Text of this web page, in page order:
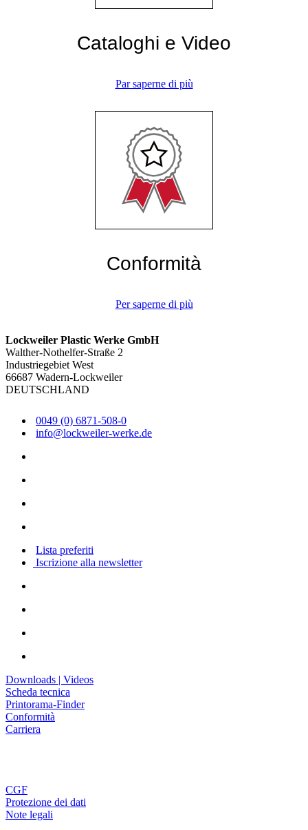
Cataloghi e Video
Par saperne di più
Conformità
Per saperne di più
Lockweiler Plastic Werke GmbH
Walther-Nothelfer-Straße 2
Industriegebiet West
66687 Wadern-Lockweiler
DEUTSCHLAND
0049 (0) 6871-508-0
info@lockweiler-werke.de
Lista preferiti
Iscrizione alla newsletter
Downloads | Videos
Scheda tecnica
Printorama-Finder
Conformità
Carriera
CGF
Protezione dei dati
Note legali